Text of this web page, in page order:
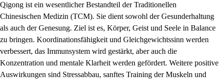
Qigong ist ein wesentlicher Bestandteil der Traditionellen
Chinesischen Medizin (TCM). Sie dient sowohl der Gesunderhaltung
als auch der Genesung. Ziel ist es, Körper, Geist und Seele in Balance
zu bringen. Koordinationsfähigkeit und Gleichgewichtssinn werden
verbessert, das Immunsystem wird gestärkt, aber auch die
Konzentration und mentale Klarheit werden gefördert. Weitere positive
Auswirkungen sind Stressabbau, sanftes Training der Muskeln und